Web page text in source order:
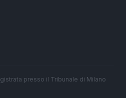
presso il Tribunale di Milano